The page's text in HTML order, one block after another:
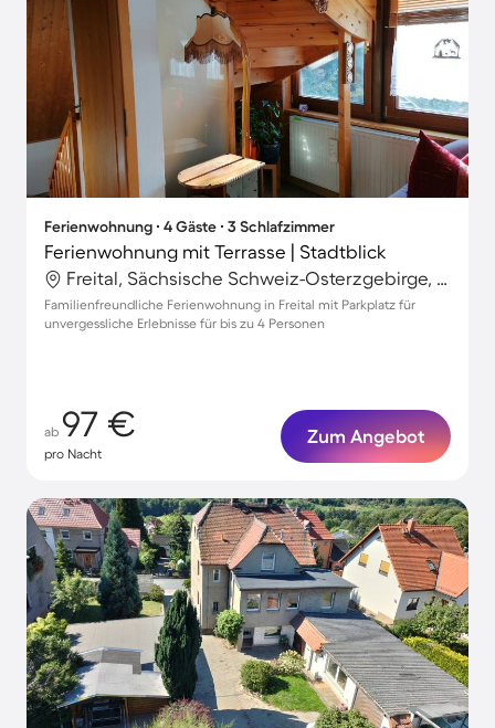
Ferienwohnung ∙ 4 Gäste ∙ 3 Schlafzimmer
Ferienwohnung mit Terrasse | Stadtblick
Freital, Sächsische Schweiz-Osterzgebirge, Deutschland
Familienfreundliche Ferienwohnung in Freital mit Parkplatz für
unvergessliche Erlebnisse für bis zu 4 Personen
ab 97 €
pro Nacht
Zum Angebot